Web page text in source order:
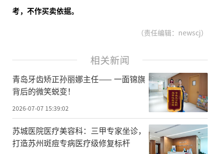
考，不作买卖依据。
（责任编辑：newscj）
相关新闻
青岛牙齿矫正孙丽娜主任—— 一面锦旗
背后的微笑蜕变！
2026-07-07 15:39:02
苏城医院医疗美容科：三甲专家坐诊，
打造苏州斑痘专病医疗级修复标杆